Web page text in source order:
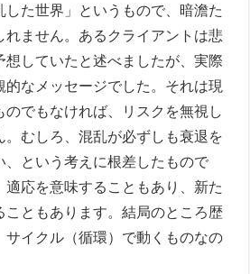
た世界」というもので、暗澹た
れません。あるクライアントは悲
想していたと述べましたが、実際
的なメッセージでした。それは現
でもなければ、リスクを無視し
。むしろ、混乱が必ずしも衰退を
、という考えに根差したもので
応を意味することもあり、新た
こともあります。結局のところ歴
サイクル（循環）で動くものなの